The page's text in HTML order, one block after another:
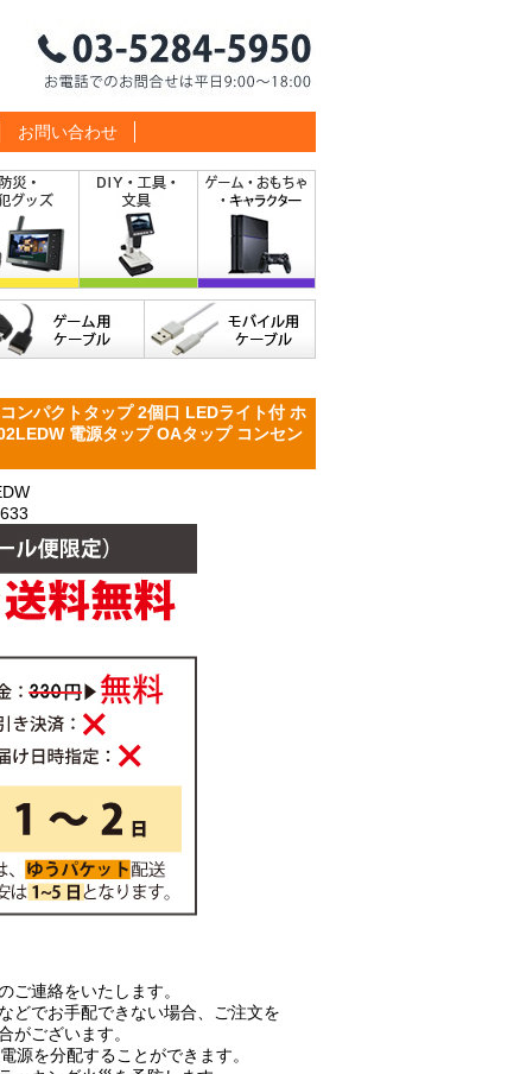
お問い合わせ
ンパクトタップ 2個口 LEDライト付 ホ
電源タップ OAタップ コンセン
ご連絡をいたします。
どでお手配できない場合、ご注文を
がございます。
源を分配することができます。